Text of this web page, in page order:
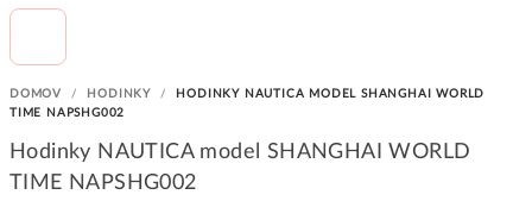
DOMOV / HODINKY /
HODINKY NAUTICA MODEL SHANGHAI WORLD
TIME NAPSHG002
Hodinky NAUTICA model SHANGHAI WORLD
TIME NAPSHG002